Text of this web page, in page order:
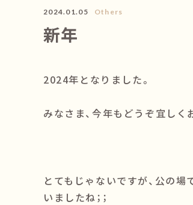
2024.01.05 Others
新年
2024年となりました。
みなさま、今年もどうぞ宜しく
とてもじゃないですが、公の
いましたね；；